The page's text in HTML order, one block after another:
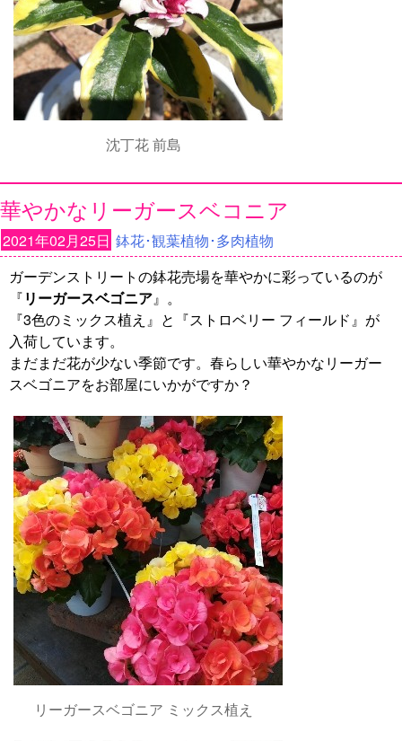
沈丁花 前島
華やかなリーガースベコニア
2021年02月25日 鉢花･観葉植物･多肉植物
ガーデンストリートの鉢花売場を華やかに彩っているのが
『リーガースベゴニア』。
『3色のミックス植え』と『ストロベリー フィールド』が
入荷しています。
まだまだ花が少ない季節です。春らしい華やかなリーガー
スベゴニアをお部屋にいかがですか？
リーガースベゴニア ミックス植え